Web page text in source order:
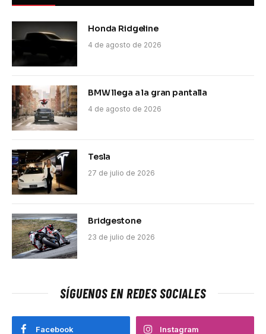
Honda Ridgeline
4 de agosto de 2026
BMW llega a la gran pantalla
4 de agosto de 2026
Tesla
27 de julio de 2026
Bridgestone
23 de julio de 2026
SÍGUENOS EN REDES SOCIALES
Facebook Instagram